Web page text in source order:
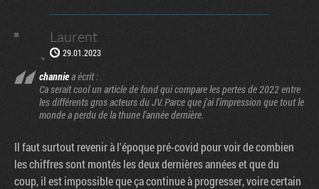
Laurent
29.01.2023
channiea écrit :
Ca serait cool un article de fond qui compare les pertes de 2022 entre
les différents gros acteurs du JV. Parce que j'ai l'impression que tout le
monde a perdu de la thune l'année dernière.
Il faut surtout revenir à l'époque pré-covid pour voir de combien
les chiffres sont montés les deux dernières années et que du
coup, il est impossible que ça continue à progresser, voire certain